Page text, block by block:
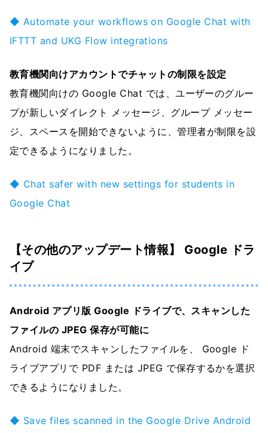
◆ Automate your workflows on Google Chat with
IFTTT and UKG Flow integrations
教育機関向けアカウントでチャットの制限を設定
教育機関向けの Google Chat では、ユーザーのグルー
プが新しいダイレクト メッセージ、グループ メッセー
ジ、スペースを開始できないように、管理者が制限を設
定できるようになりました。
◆ Chat safer with new settings for students in
Google Chat
【その他のアップデート情報】 Google ドラ
イブ
Android アプリ版 Google ドライブで、スキャンした
ファイルの JPEG 保存が可能に
Android 端末でスキャンしたファイルを、 Google ド
ライブアプリで PDF または JPEG で保存するかを選択
できるようになりました。
◆ Save files scanned in the Google Drive Android